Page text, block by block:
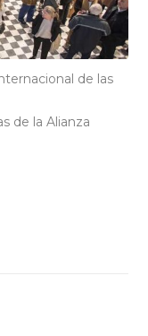
de las
de la Alianza